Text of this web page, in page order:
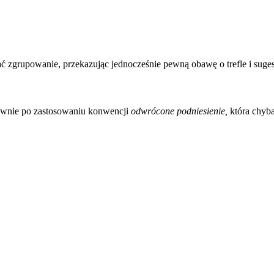
przekazując jednocześnie pewną obawę o trefle i
po zastosowaniu konwencji odwrócone podniesienie, która